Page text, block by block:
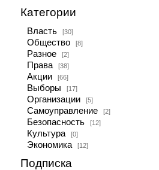
Категории
Власть [30]
Общество [8]
Разное [2]
Права [38]
Акции [66]
Выборы [17]
Организации [5]
Самоуправление [2]
Безопасность [12]
Культура [0]
Экономика [12]
Подписка